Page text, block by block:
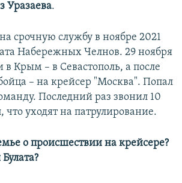
Уразаева.
срочную службу в ноябре 2021
Набережных Челнов. 29 ноября
в Крым – в Севастополь, а после
– на крейсер "Москва". Попал
Последний раз звонил 10
что уходят на патрулирование.
о происшествии на крейсере?